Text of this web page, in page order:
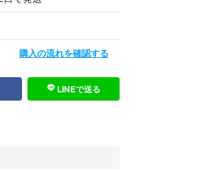
購入の流れを確認する
LINEで送る